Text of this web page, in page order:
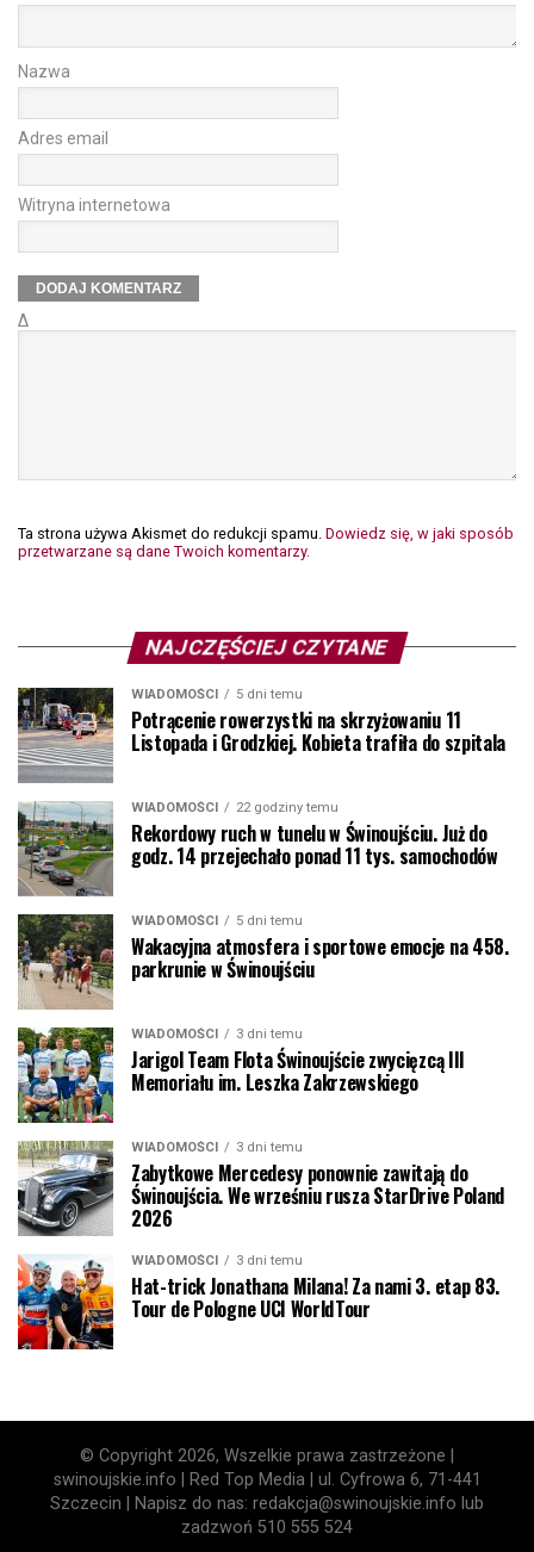
Nazwa
Adres email
Witryna internetowa
Δ
Ta strona używa Akismet do redukcji spamu. Dowiedz się, w jaki sposób
przetwarzane są dane Twoich komentarzy.
NAJCZĘŚCIEJ CZYTANE
WIADOMOŚCI 5 dni temu
Potrącenie rowerzystki na skrzyżowaniu 11
Listopada i Grodzkiej. Kobieta trafiła do szpitala
WIADOMOŚCI 22 godziny temu
Rekordowy ruch w tunelu w Świnoujściu. Już do
godz. 14 przejechało ponad 11 tys. samochodów
WIADOMOŚCI 5 dni temu
Wakacyjna atmosfera i sportowe emocje na 458.
parkrunie w Świnoujściu
WIADOMOŚCI 3 dni temu
Jarigol Team Flota Świnoujście zwycięzcą III
Memoriału im. Leszka Zakrzewskiego
WIADOMOŚCI 3 dni temu
Zabytkowe Mercedesy ponownie zawitają do
Świnoujścia. We wrześniu rusza StarDrive Poland
2026
WIADOMOŚCI 3 dni temu
Hat-trick Jonathana Milana! Za nami 3. etap 83.
Tour de Pologne UCI WorldTour
© Copyright 2026, Wszelkie prawa zastrzeżone |
swinoujskie.info | Red Top Media | ul. Cyfrowa 6, 71-441
Szczecin | Napisz do nas: redakcja@swinoujskie.info lub
zadzwoń 510 555 524